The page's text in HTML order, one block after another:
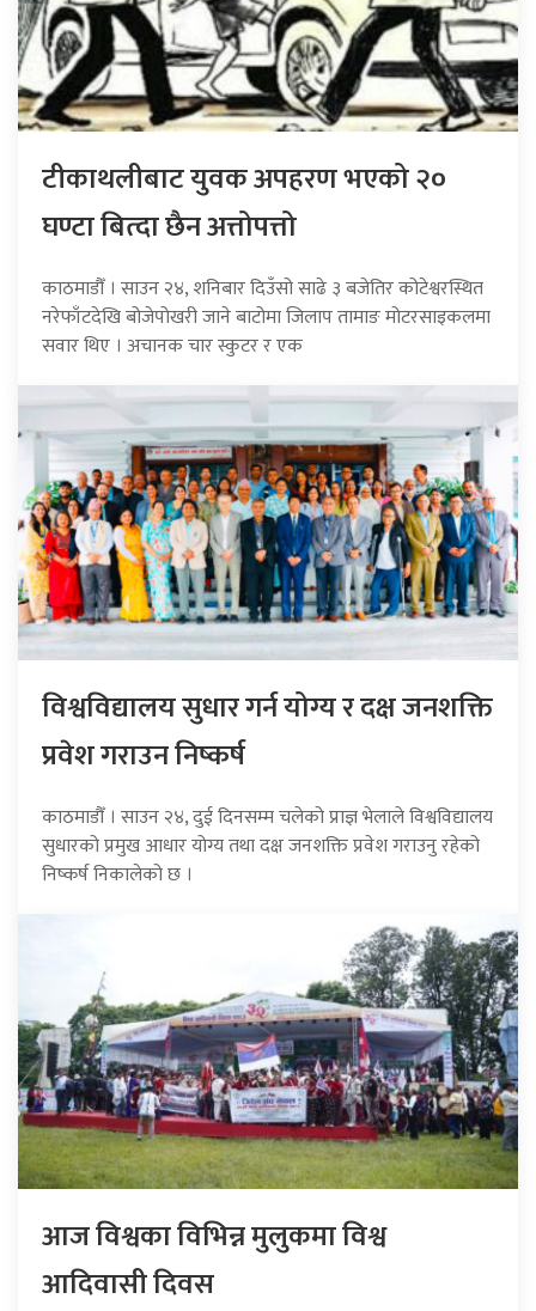
टीकाथलीबाट युवक अपहरण भएको २०
घण्टा बित्दा छैन अत्तोपत्तो
काठमाडौँ । साउन २४, शनिबार दिउँसो साढे ३ बजेतिर कोटेश्वरस्थित
नरेफाँटदेखि बोजेपोखरी जाने बाटोमा जिलाप तामाङ मोटरसाइकलमा
सवार थिए । अचानक चार स्कुटर र एक
विश्वविद्यालय सुधार गर्न योग्य र दक्ष जनशक्ति
प्रवेश गराउन निष्कर्ष
काठमाडौँ । साउन २४, दुई दिनसम्म चलेको प्राज्ञ भेलाले विश्वविद्यालय
सुधारको प्रमुख आधार योग्य तथा दक्ष जनशक्ति प्रवेश गराउनु रहेको
निष्कर्ष निकालेको छ ।
आज विश्वका विभिन्न मुलुकमा विश्व
आदिवासी दिवस